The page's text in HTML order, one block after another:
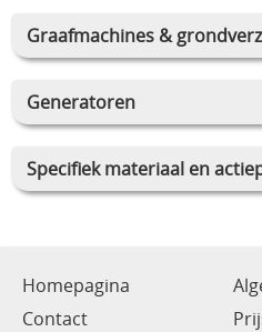
Graafmachines &
Generatoren
Specifiek materiaal en
Homepagina
Contact